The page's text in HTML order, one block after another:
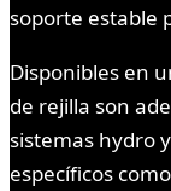
soporte estable
Disponibles en
de rejilla son
sistemas hydro
específicos